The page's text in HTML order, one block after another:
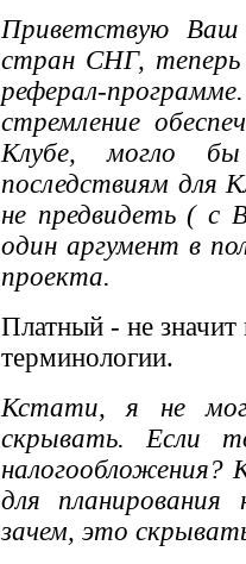
Приветствую
стран СНГ,
реферал-
стремление
Клубе, могло
последствиям для
не предвидеть (
один аргумент в
проекта.
Платный - не значит
терминологии.
Кстати, я не
скрывать. Если
для
зачем, это